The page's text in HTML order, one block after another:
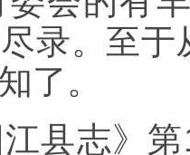
录。至
了。
县志》